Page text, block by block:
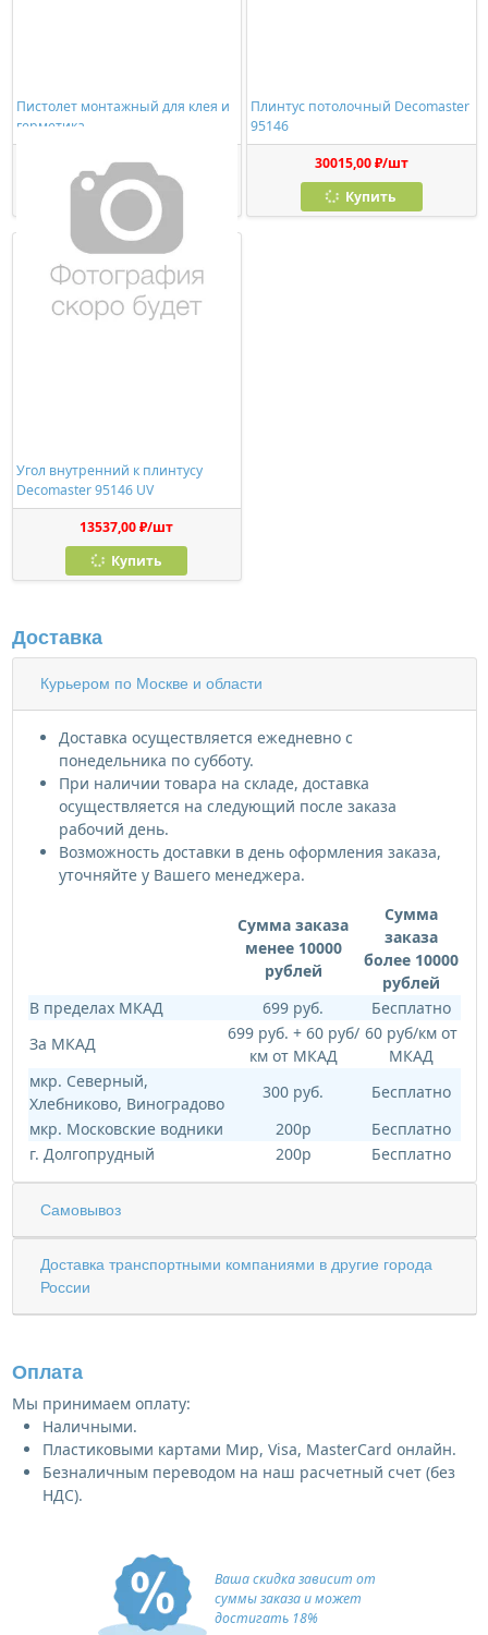
Пистолет монтажный для клея и
герметика
278,00 ₽/шт
Купить
Плинтус потолочный Decomaster
95146
30015,00 ₽/шт
Купить
Угол внутренний к плинтусу
Decomaster 95146 UV
13537,00 ₽/шт
Купить
Доставка
Курьером по Москве и области
Доставка осуществляется ежедневно с
понедельника по субботу.
При наличии товара на складе, доставка
осуществляется на следующий после заказа
рабочий день.
Возможность доставки в день оформления заказа,
уточняйте у Вашего менеджера.
Сумма заказа
менее 10000
рублей
Сумма
заказа
более 10000
рублей
В пределах МКАД
699 руб.
Бесплатно
За МКАД
699 руб. + 60 руб/
км от МКАД
60 руб/км от
МКАД
мкр. Северный,
Хлебниково, Виноградово
300 руб.
Бесплатно
мкр. Московские водники
200р
Бесплатно
г. Долгопрудный
200р Бесплатно
Самовывоз
Доставка транспортными компаниями в другие города
России
Оплата
Мы принимаем оплату:
Наличными.
Пластиковыми картами Мир, Visa, MasterCard онлайн.
Безналичным переводом на наш расчетный счет (без
НДС).
Ваша скидка зависит от
суммы заказа и может
достигать 18%